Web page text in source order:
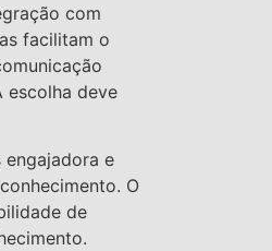
com
facilitam o
escolha deve
e
O
de